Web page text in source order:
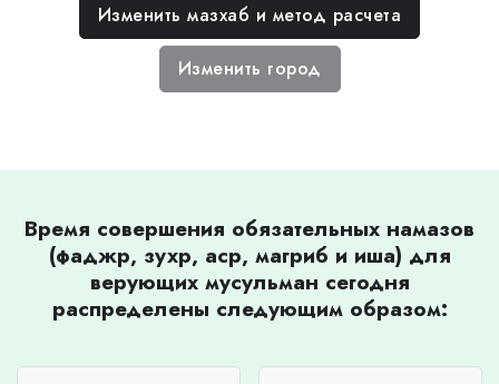
Изменить мазхаб и метод расчета
Изменить город
Время совершения обязательных намазов
(фаджр, зухр, аср, магриб и иша) для
верующих мусульман сегодня
распределены следующим образом: